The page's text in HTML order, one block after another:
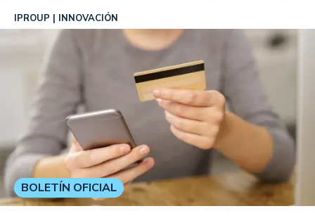
IPROUP INNOVACIÓN
BOLETÍN OFICIAL